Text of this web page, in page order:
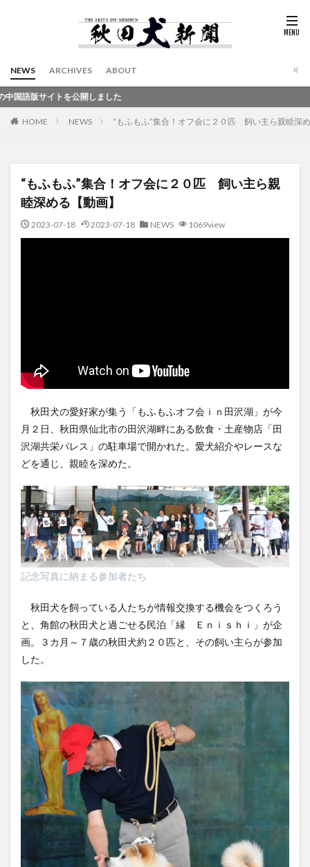
NEWS ARCHIVES ABOUT
ました
HOME NEWS “もふもふ”集合！オフ会に２０匹 飼い主ら親睦深
“もふもふ”集合！オフ会に２０匹 飼い主ら親
睦深める【動画】
2023-07-18 2023-07-18 NEWS 1069view
秋田犬の愛好家が集う「もふもふオフ会ｉｎ田沢湖」が今
月２日、秋田県仙北市の田沢湖畔にある飲食・土産物店「田
沢湖共栄パレス」の駐車場で開かれた。愛犬紹介やレースな
どを通じ、親睦を深めた。
記念写真に納まる参加者たち
秋田犬を飼っている人たちが情報交換する機会をつくろう
と、角館の秋田犬と過ごせる民泊「縁 Ｅｎｉｓｈｉ」が企
画。３カ月～７歳の秋田犬約２０匹と、その飼い主らが参加
した。